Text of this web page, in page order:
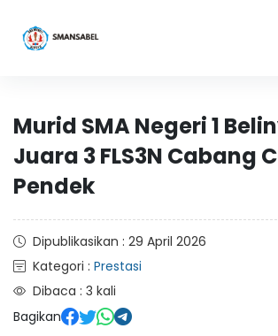
Murid SMA Negeri 1
Juara 3 FLS3N Cabang
Pendek
Dipublikasikan : 29 April 2026
Kategori : Prestasi
Dibaca : 3 kali
Bagikan